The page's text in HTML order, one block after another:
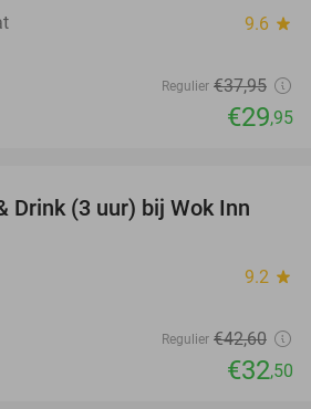
9.6 star
Regulier €37,95
€29,95
24%
Drink (3 uur) bij Wok Inn
9.2 star
Regulier €42,60
€32,50